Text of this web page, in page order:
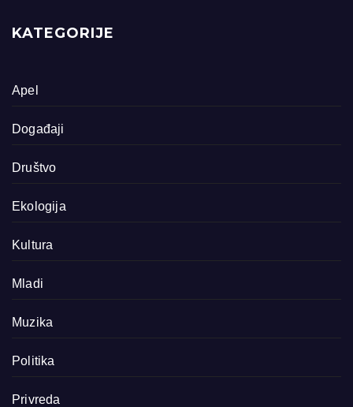
KATEGORIJE
Apel
Događaji
Društvo
Ekologija
Kultura
Mladi
Muzika
Politika
Privreda